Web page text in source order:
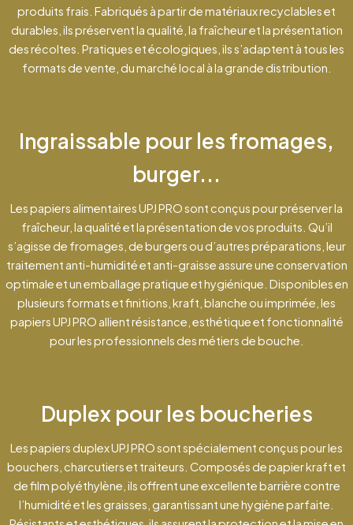
produits frais. Fabriqués à partir de matériaux recyclables et
durables, ils préservent la qualité, la fraîcheur et la présentation
des récoltes. Pratiques et écologiques, ils s’adaptent à tous les
formats de vente, du marché local à la grande distribution.
Ingraissable pour les fromages,
burger...
Les papiers alimentaires UPJ PRO sont conçus pour préserver la
fraîcheur, la qualité et la présentation de vos produits. Qu’il
s’agisse de fromages, de burgers ou d’autres préparations, leur
traitement anti-humidité et anti-graisse assure une conservation
optimale et un emballage pratique et hygiénique. Disponibles en
plusieurs formats et finitions, kraft, blanche ou imprimée, les
papiers UPJ PRO allient résistance, esthétique et fonctionnalité
pour les professionnels des métiers de bouche.
Duplex pour les boucheries
Les papiers duplex UPJ PRO sont spécialement conçus pour les
bouchers, charcutiers et traiteurs. Composés de papier kraft et
de film polyéthylène, ils offrent une excellente barrière contre
l’humidité et les graisses, garantissant une hygiène parfaite.